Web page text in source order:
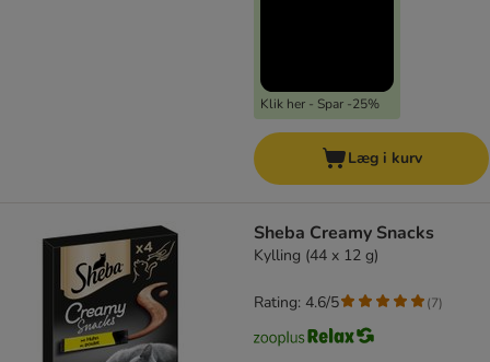
Klik her - Spar -25%
Læg i kurv
Sheba Creamy Snacks
Kylling (44 x 12 g)
Rating: 4.6/5 (7)